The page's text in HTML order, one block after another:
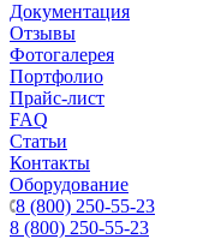
Документация
Отзывы
Фотогалерея
Портфолио
Прайс-лист
FAQ
Статьи
Контакты
Оборудование
8 (800) 250-55-23
8 (800) 250-55-23